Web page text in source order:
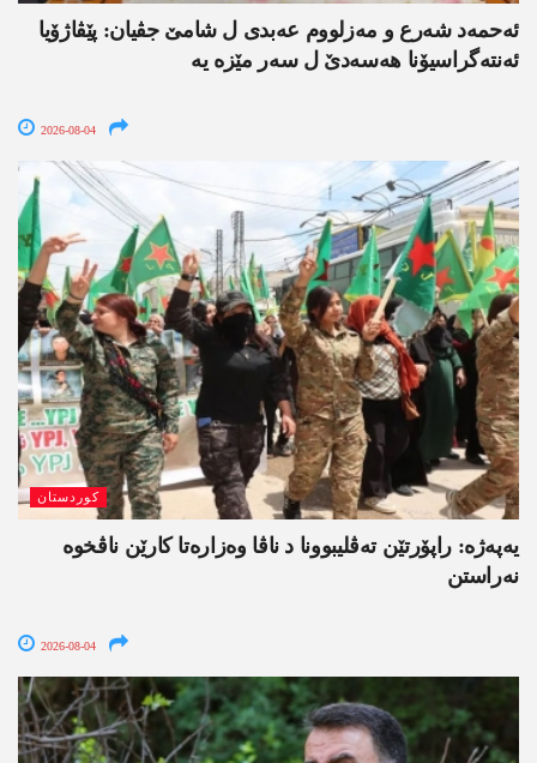
ئەحمەد شەرع و مەزلووم عەبدی ل شامێ جڤیان: پێڤاژۆیا
ئەنتەگراسیۆنا ھەسەدێ ل سەر مێزە یە
2026-08-04
کوردستان
یەپەژە: راپۆرتێن تەڤلیبوونا د ناڤا وەزارەتا کارێن ناڤخوە
نەراستن
2026-08-04